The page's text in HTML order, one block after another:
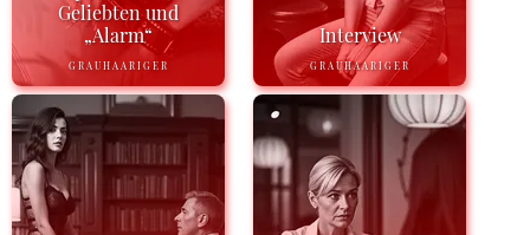
Geliebten und
„Alarm“
GRAUHAARIGER
Interview
GRAUHAARIGER